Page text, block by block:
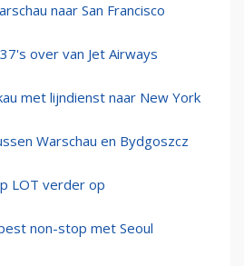
naar San Francisco
over van Jet Airways
met lijndienst naar New York
Warschau en Bydgoszcz
LOT verder op
non-stop met Seoul